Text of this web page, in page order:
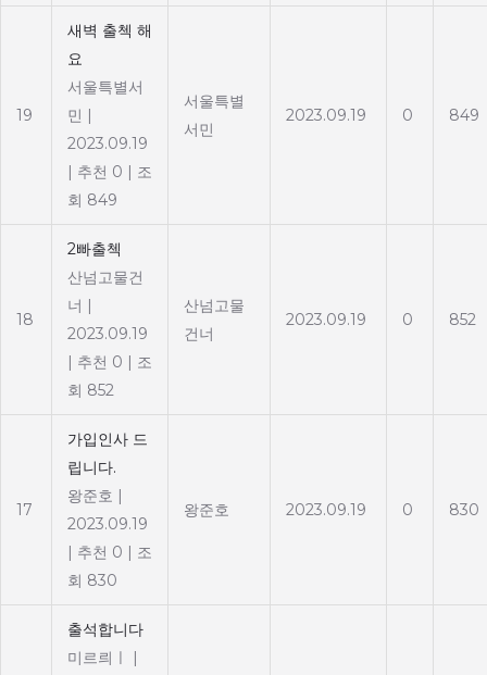
19
새벽 출첵 해
요
서울특별서
민 |
2023.09.19
| 추천 0 | 조
회 849
서울특별
서민
2023.09.19 0 849
18
2빠출첵
산넘고물건
너 |
2023.09.19
| 추천 0 | 조
회 852
산넘고물
건너
2023.09.19 0 852
17
가입인사 드
립니다.
왕준호 |
2023.09.19
| 추천 0 | 조
회 830
왕준호 2023.09.19 0 830
출석합니다
미르릐ㅣ
|